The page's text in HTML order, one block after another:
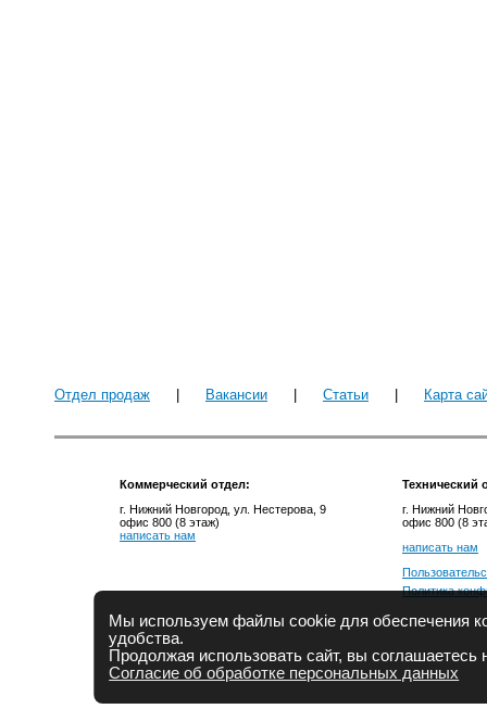
Отдел продаж Вакансии Статьи Карта
Коммерческий отдел:
г. Нижний Новгород, ул. Нестерова, 9
офис 800 (8 этаж)
написать нам
Технический
г. Нижний
офис 800 (8
написать нам
Политика
Мы используем файлы cookie для обеспечения
удобства.
Продолжая использовать сайт, вы
Согласие об обработке персональных данных